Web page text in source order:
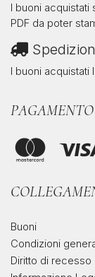
I buoni acquistati
PDF da poter
I buoni
Buoni
Condizioni
Diritto di recesso